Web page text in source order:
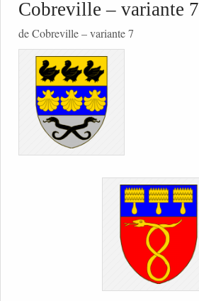
Cobreville – variante 7
de Cobreville – variante 7